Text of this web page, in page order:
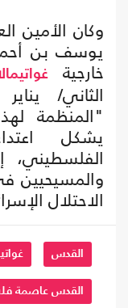
وكان الأمين
يوسف بن أحمد
خارجية
الثاني/
"المنظمة
يشكل
الفلسطيني،
والمسيحيين
الاحتلال
القدس
القدس عاصمة